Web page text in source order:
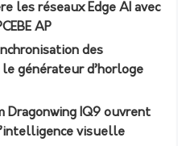
les réseaux Edge AI avec
AP
des
générateur d’horloge
Dragonwing IQ9 ouvrent
visuelle